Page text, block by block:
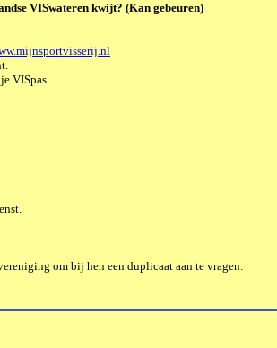
VISwaterenkwijt? (Kan gebeuren)
VISpas.
om bij hen een duplicaat aan te vragen.